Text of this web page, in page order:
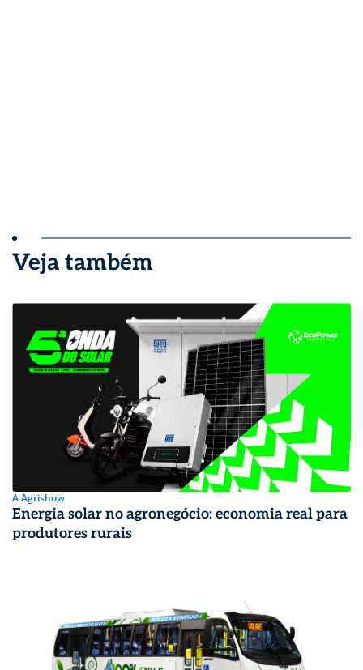
Veja também
A Agrishow
Energia solar no agronegócio: economia real para
produtores rurais